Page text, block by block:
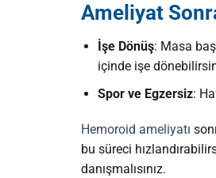
Ameliyat
İşe Dönüş: Masa
içinde işe
Spor ve Egzersiz:
Hemoroid ameliyatı
bu süreci
danışmalısınız.